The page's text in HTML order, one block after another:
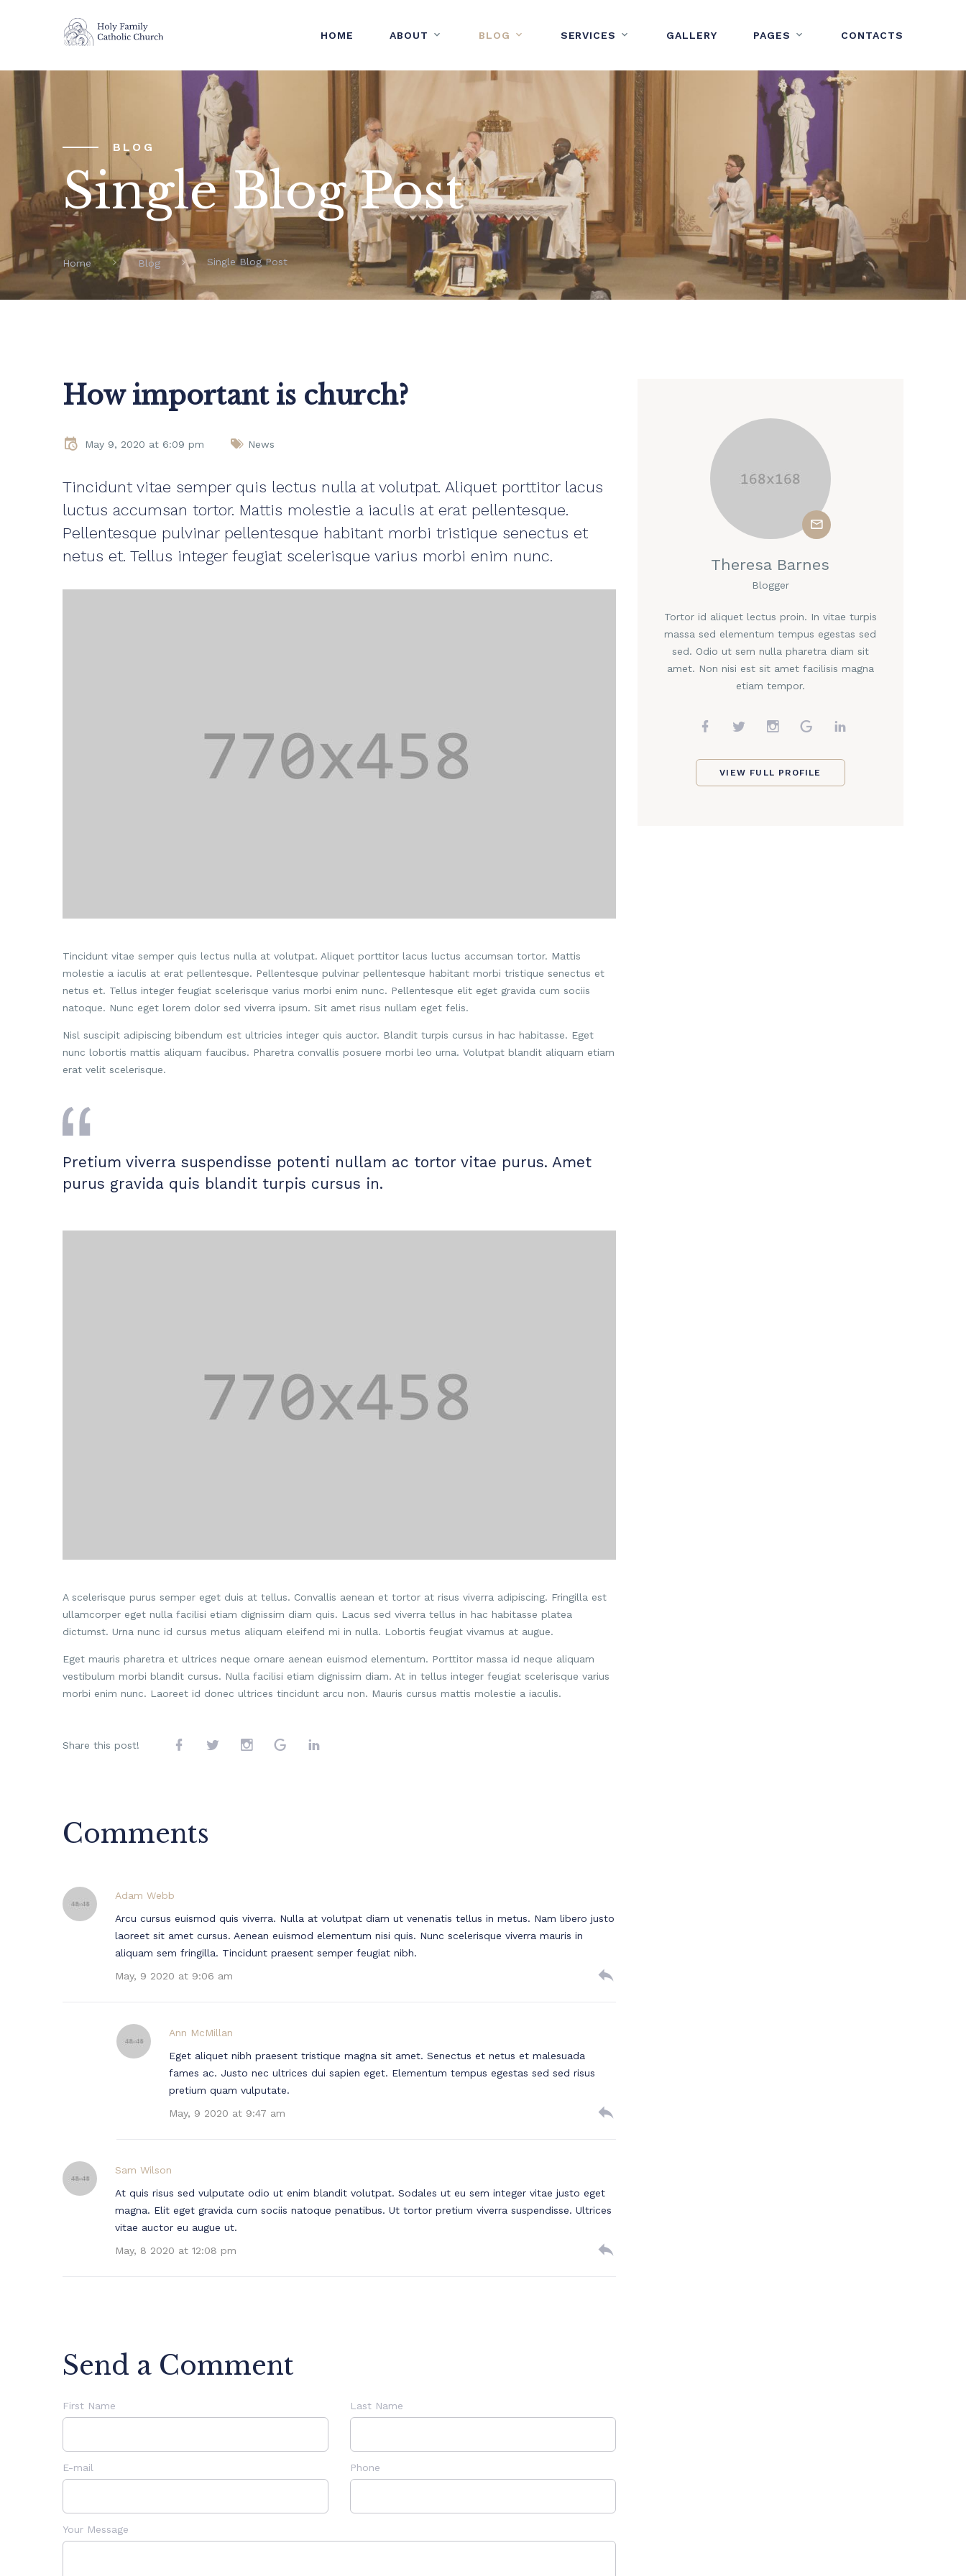
HOME ABOUT BLOG SERVICES GALLERY PAGES CONTACTS
BLOG
Single Blog Post
Home Blog Single Blog Post
How important is church?
May 9, 2020 at 6:09 pm News
Tincidunt vitae semper quis lectus nulla at volutpat. Aliquet porttitor lacus
luctus accumsan tortor. Mattis molestie a iaculis at erat pellentesque.
Pellentesque pulvinar pellentesque habitant morbi tristique senectus et
netus et. Tellus integer feugiat scelerisque varius morbi enim nunc.
Tincidunt vitae semper quis lectus nulla at volutpat. Aliquet porttitor lacus luctus accumsan tortor. Mattis
molestie a iaculis at erat pellentesque. Pellentesque pulvinar pellentesque habitant morbi tristique senectus et
netus et. Tellus integer feugiat scelerisque varius morbi enim nunc. Pellentesque elit eget gravida cum sociis
natoque. Nunc eget lorem dolor sed viverra ipsum. Sit amet risus nullam eget felis.
Nisl suscipit adipiscing bibendum est ultricies integer quis auctor. Blandit turpis cursus in hac habitasse. Eget
nunc lobortis mattis aliquam faucibus. Pharetra convallis posuere morbi leo urna. Volutpat blandit aliquam etiam
erat velit scelerisque.
Pretium viverra suspendisse potenti nullam ac tortor vitae purus. Amet
purus gravida quis blandit turpis cursus in.
A scelerisque purus semper eget duis at tellus. Convallis aenean et tortor at risus viverra adipiscing. Fringilla est
ullamcorper eget nulla facilisi etiam dignissim diam quis. Lacus sed viverra tellus in hac habitasse platea
dictumst. Urna nunc id cursus metus aliquam eleifend mi in nulla. Lobortis feugiat vivamus at augue.
Eget mauris pharetra et ultrices neque ornare aenean euismod elementum. Porttitor massa id neque aliquam
vestibulum morbi blandit cursus. Nulla facilisi etiam dignissim diam. At in tellus integer feugiat scelerisque varius
morbi enim nunc. Laoreet id donec ultrices tincidunt arcu non. Mauris cursus mattis molestie a iaculis.
Share this post!
Comments
Adam Webb
Arcu cursus euismod quis viverra. Nulla at volutpat diam ut venenatis tellus in metus. Nam libero justo
laoreet sit amet cursus. Aenean euismod elementum nisi quis. Nunc scelerisque viverra mauris in
aliquam sem fringilla. Tincidunt praesent semper feugiat nibh.
May, 9 2020 at 9:06 am
Ann McMillan
Eget aliquet nibh praesent tristique magna sit amet. Senectus et netus et malesuada
fames ac. Justo nec ultrices dui sapien eget. Elementum tempus egestas sed sed risus
pretium quam vulputate.
May, 9 2020 at 9:47 am
Sam Wilson
At quis risus sed vulputate odio ut enim blandit volutpat. Sodales ut eu sem integer vitae justo eget
magna. Elit eget gravida cum sociis natoque penatibus. Ut tortor pretium viverra suspendisse. Ultrices
vitae auctor eu augue ut.
May, 8 2020 at 12:08 pm
Send a Comment
First Name Last Name
E-mail Phone
Your Message
Theresa Barnes
Blogger
Tortor id aliquet lectus proin. In vitae turpis
massa sed elementum tempus egestas sed
sed. Odio ut sem nulla pharetra diam sit
amet. Non nisi est sit amet facilisis magna
etiam tempor.
VIEW FULL PROFILE